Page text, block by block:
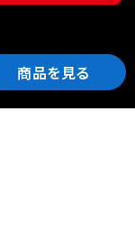
商品を見る